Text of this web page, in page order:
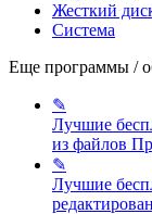
Жесткий
Система
Еще программы /
✎
Лучшие
из файлов
✎
Лучшие